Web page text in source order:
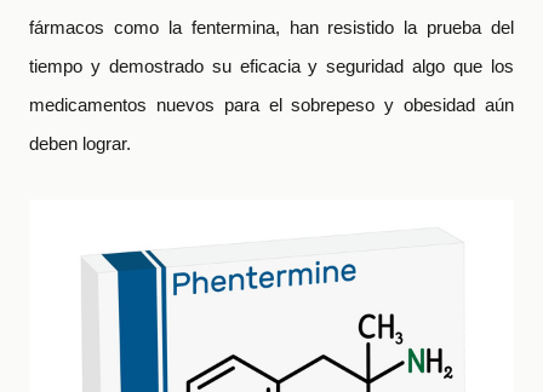
fármacos como la fentermina, han resistido la prueba del
tiempo y demostrado su eficacia y seguridad algo que los
medicamentos nuevos para el sobrepeso y obesidad aún
deben lograr.